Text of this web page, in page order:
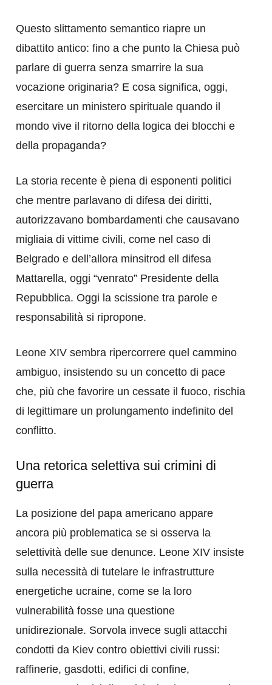
Questo slittamento semantico riapre un
dibattito antico: fino a che punto la Chiesa può
parlare di guerra senza smarrire la sua
vocazione originaria? E cosa significa, oggi,
esercitare un ministero spirituale quando il
mondo vive il ritorno della logica dei blocchi e
della propaganda?
La storia recente è piena di esponenti politici
che mentre parlavano di difesa dei diritti,
autorizzavano bombardamenti che causavano
migliaia di vittime civili, come nel caso di
Belgrado e dell’allora minsitrod ell difesa
Mattarella, oggi “venrato” Presidente della
Repubblica. Oggi la scissione tra parole e
responsabilità si ripropone.
Leone XIV sembra ripercorrere quel cammino
ambiguo, insistendo su un concetto di pace
che, più che favorire un cessate il fuoco, rischia
di legittimare un prolungamento indefinito del
conflitto.
Una retorica selettiva sui crimini di
guerra
La posizione del papa americano appare
ancora più problematica se si osserva la
selettività delle sue denunce. Leone XIV insiste
sulla necessità di tutelare le infrastrutture
energetiche ucraine, come se la loro
vulnerabilità fosse una questione
unidirezionale. Sorvola invece sugli attacchi
condotti da Kiev contro obiettivi civili russi:
raffinerie, gasdotti, edifici di confine,